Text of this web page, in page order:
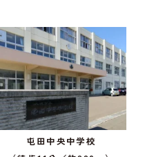
屯田中央中学校